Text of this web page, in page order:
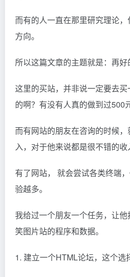
而有的人一直在那里研究理论
方向。
所以这篇文章的主题就是：再好
这里的买站，并非说一定要去
的啊？有没有人真的做到过500
而有网站的朋友在咨询的时候
入，对于他来说都是很不错的收
有了网站， 就会尝试各类终端
验越多。
我给过一个朋友一个任务，让
笑图片站的程序和数据。
1. 建立一个HTML论坛，这个选